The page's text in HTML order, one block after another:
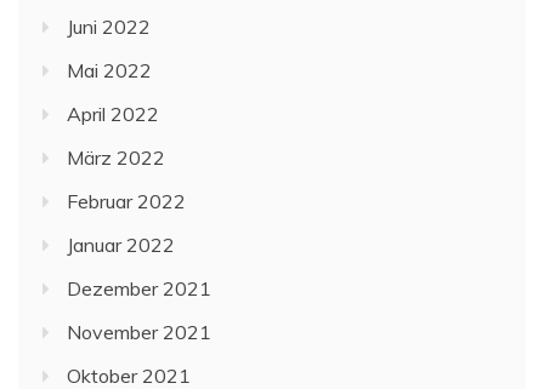
Juni 2022
Mai 2022
April 2022
März 2022
Februar 2022
Januar 2022
Dezember 2021
November 2021
Oktober 2021